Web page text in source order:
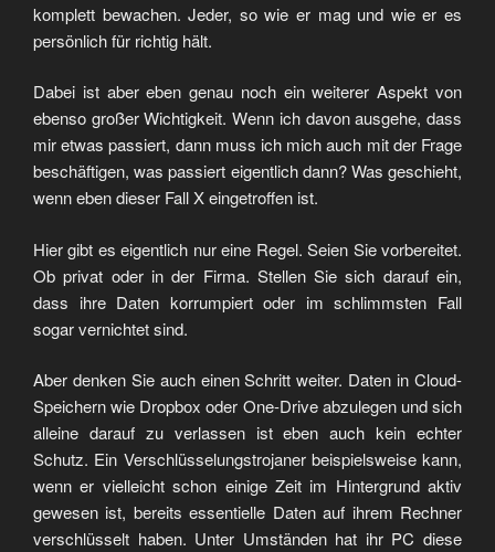
komplett bewachen. Jeder, so wie er mag und wie er es
persönlich für richtig hält.
Dabei ist aber eben genau noch ein weiterer Aspekt von
ebenso großer Wichtigkeit. Wenn ich davon ausgehe, dass
mir etwas passiert, dann muss ich mich auch mit der Frage
beschäftigen, was passiert eigentlich dann? Was geschieht,
wenn eben dieser Fall X eingetroffen ist.
Hier gibt es eigentlich nur eine Regel. Seien Sie vorbereitet.
Ob privat oder in der Firma. Stellen Sie sich darauf ein,
dass ihre Daten korrumpiert oder im schlimmsten Fall
sogar vernichtet sind.
Aber denken Sie auch einen Schritt weiter. Daten in Cloud-
Speichern wie Dropbox oder One-Drive abzulegen und sich
alleine darauf zu verlassen ist eben auch kein echter
Schutz. Ein Verschlüsselungstrojaner beispielsweise kann,
wenn er vielleicht schon einige Zeit im Hintergrund aktiv
gewesen ist, bereits essentielle Daten auf ihrem Rechner
verschlüsselt haben. Unter Umständen hat ihr PC diese